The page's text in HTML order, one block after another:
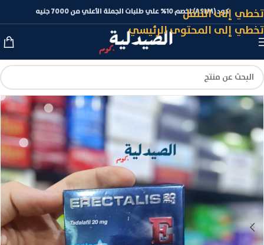
تخطي إلى التنقل
تخطي إلى المحتوى الرئيسي
كود (ASLM) لخصم 10% علي طلبات الجملة الأعلي من 7000 جنيه